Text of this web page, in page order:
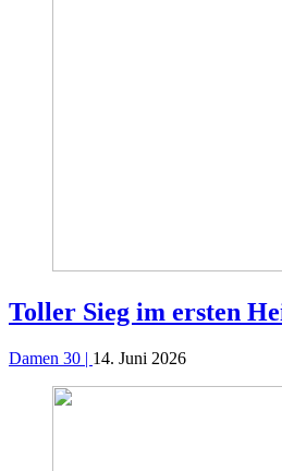
Toller Sieg im ersten
Damen 30 | 14. Juni 2026